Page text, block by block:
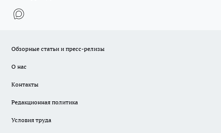
Обзорные статьи и пресс-релизы
О нас
Контакты
Редакционная политика
Условия труда